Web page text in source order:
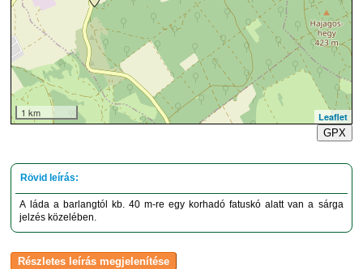
1 km
Leaflet
GPX
A láda a barlangtól kb. 40 m-re egy korhadó fatuskó alatt van a sárga
jelzés közelében.